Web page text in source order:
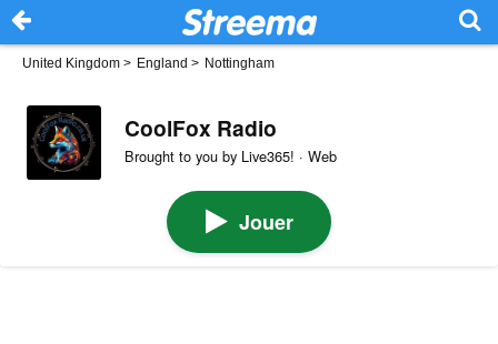
United Kingdom > England > Nottingham
CoolFox Radio
Brought to you by Live365! · Web
Jouer